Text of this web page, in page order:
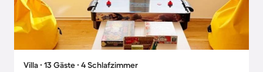
Villa ∙ 13 Gäste ∙ 4 Schlafzimmer